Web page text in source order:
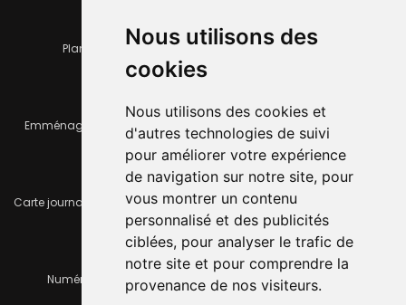
Nous utilisons des
cookies
Nous utilisons des cookies et
d'autres technologies de suivi
pour améliorer votre expérience
de navigation sur notre site, pour
vous montrer un contenu
personnalisé et des publicités
ciblées, pour analyser le trafic de
notre site et pour comprendre la
provenance de nos visiteurs.
Plan de la ville Horaires et services communaux
Emménager ou déménager Infos pratiques
Carte journalière CFF - Flexicard Travaux importants en cours
Numéros d'urgence À louer / à vendre